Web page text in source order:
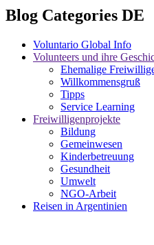
Blog Categories DE
Voluntario Global Info
Volunteers und ihre
Ehemalige
Willkommensgruß
Tipps
Service Learning
Freiwilligenprojekte
Bildung
Gemeinwesen
Kinderbetreuung
Gesundheit
Umwelt
NGO-Arbeit
Reisen in Argentinien